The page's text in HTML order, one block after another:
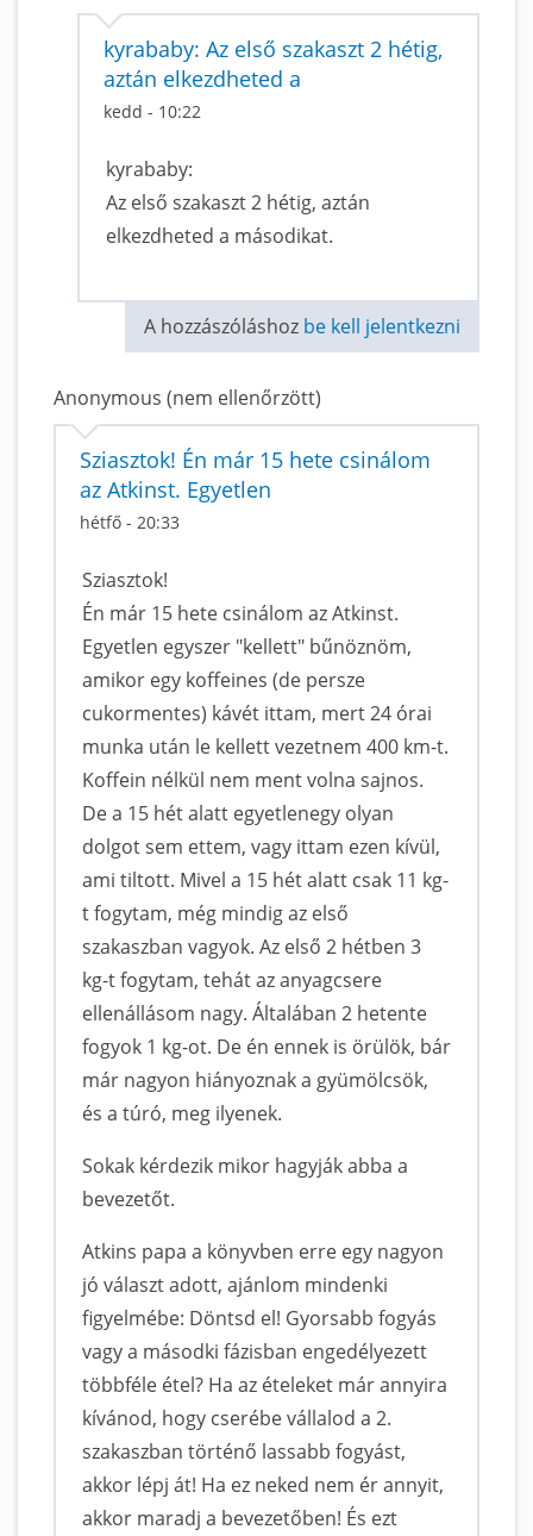
kyrababy: Az első szakaszt 2 hétig,
aztán elkezdheted a
kedd - 10:22
kyrababy:
Az első szakaszt 2 hétig, aztán
elkezdheted a másodikat.
A hozzászóláshoz be kell jelentkezni
Anonymous (nem ellenőrzött)
Sziasztok! Én már 15 hete csinálom
az Atkinst. Egyetlen
hétfő - 20:33
Sziasztok!
Én már 15 hete csinálom az Atkinst.
Egyetlen egyszer "kellett" bűnöznöm,
amikor egy koffeines (de persze
cukormentes) kávét ittam, mert 24 órai
munka után le kellett vezetnem 400 km-t.
Koffein nélkül nem ment volna sajnos.
De a 15 hét alatt egyetlenegy olyan
dolgot sem ettem, vagy ittam ezen kívül,
ami tiltott. Mivel a 15 hét alatt csak 11 kg-
t fogytam, még mindig az első
szakaszban vagyok. Az első 2 hétben 3
kg-t fogytam, tehát az anyagcsere
ellenállásom nagy. Általában 2 hetente
fogyok 1 kg-ot. De én ennek is örülök, bár
már nagyon hiányoznak a gyümölcsök,
és a túró, meg ilyenek.
Sokak kérdezik mikor hagyják abba a
bevezetőt.
Atkins papa a könyvben erre egy nagyon
jó választ adott, ajánlom mindenki
figyelmébe: Döntsd el! Gyorsabb fogyás
vagy a másodki fázisban engedélyezett
többféle étel? Ha az ételeket már annyira
kívánod, hogy cserébe vállalod a 2.
szakaszban történő lassabb fogyást,
akkor lépj át! Ha ez neked nem ér annyit,
akkor maradj a bevezetőben! És ezt